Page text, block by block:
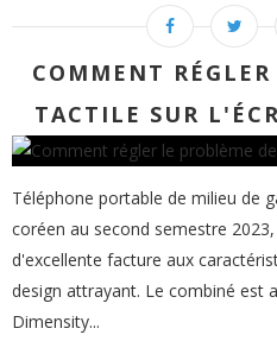
COMMENT
TACTILE SUR
Téléphone portable de milieu de
coréen au second semestre
d'excellente facture aux
design attrayant. Le combiné est
Dimensity...